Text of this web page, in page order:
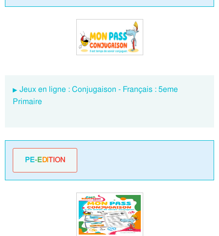
Jeux en ligne : Conjugaison - Français : 5eme
Primaire
PE-EDITION